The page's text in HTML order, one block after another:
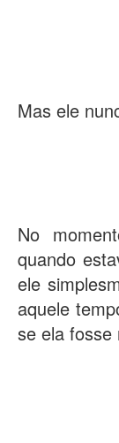
Mas ele
No
quando
ele
aquele
se ela fosse